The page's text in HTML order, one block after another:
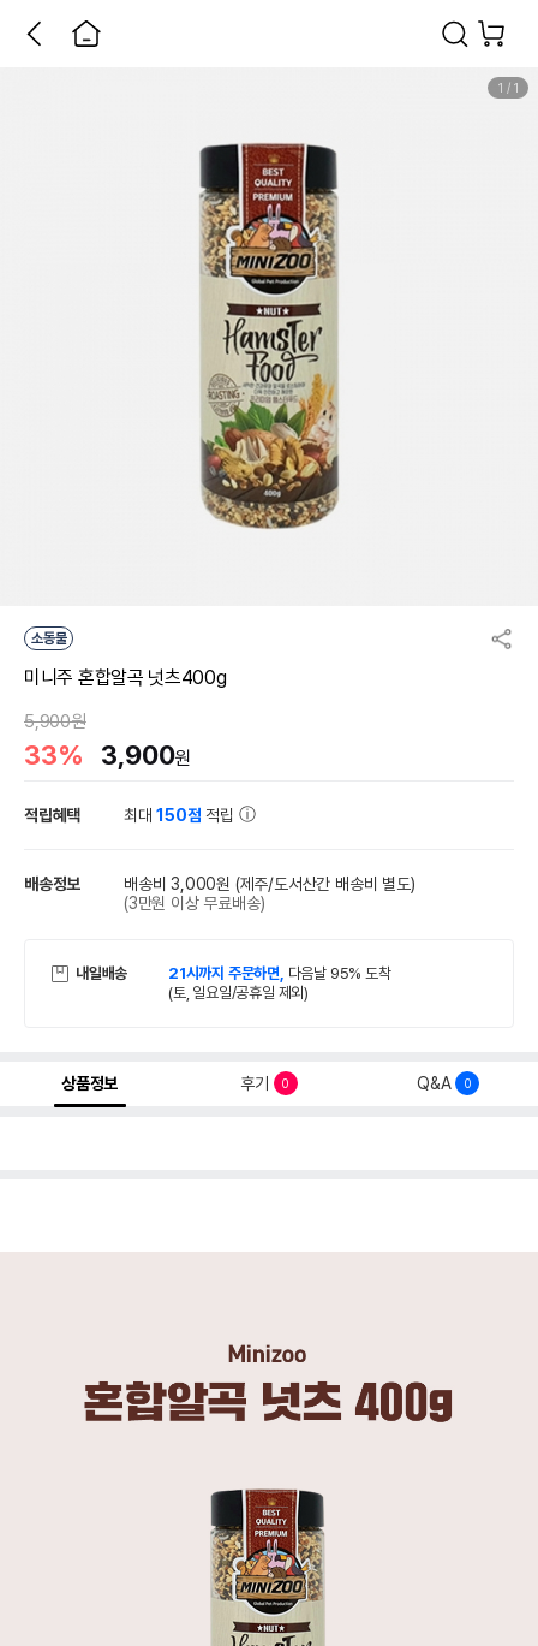
1 / 1
소동물
미니주 혼합알곡 넛츠400g
5,900원
33% 3,900원
적립혜택 최대150점 적립
배송정보 배송비 3,000원 (제주/도서산간 배송비 별도)
(3만원 이상 무료배송)
내일배송 21시까지 주문하면, 다음날 95% 도착
(토, 일요일/공휴일 제외)
상품정보 후기 0 Q&A 0